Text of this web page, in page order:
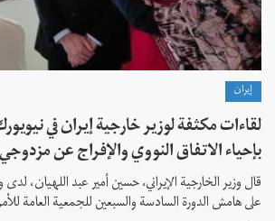
إيران
لقاءات مكثفة لوزير خارجية إيران في
بإحياء الاتفاق النووي والإفراج عن
قال وزير الخارجية الإيراني، حسين أمير عبد اللهيان،
على هامش الدورة السادسة والسبعين للجمعية العامة